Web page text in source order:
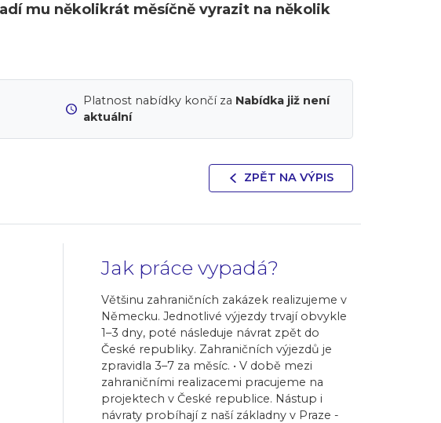
mu několikrát měsíčně vyrazit na několik
Platnost nabídky končí za Nabídka již není
aktuální
ZPĚT NA VÝPIS
Jak práce vypadá?
Většinu zahraničních zakázek realizujeme v
Německu. Jednotlivé výjezdy trvají obvykle
1–3 dny, poté následuje návrat zpět do
České republiky. Zahraničních výjezdů je
zpravidla 3–7 za měsíc. • V době mezi
zahraničními realizacemi pracujeme na
projektech v České republice. Nástup i
návraty probíhají z naší základny v Praze -